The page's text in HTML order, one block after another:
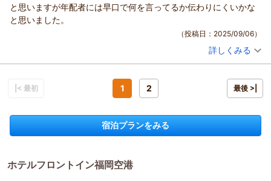
空港からのアクセスやお部屋の清潔さ、大浴場にもご満足いた
だけたとのこと、大変光栄に存じます。快適にお過ごしいただ
けたご様子が伝わり、スタッフ一同励みになります。
また福岡へお越しの際にも「また利用したい」と思っていただ
けたことが何より嬉しいお言葉です。次回も心地よくお過ごし
いただけるよう、より良いサービスを目指してまいります。
再びお迎えできる日を心よりお待ちしております。
と思いますが年配者には早口で何を言ってるか伝わりにくいかな
と思いました。
（投稿日：2025/09/06）
投稿者： 勝子さん(女性/60代)
せ！】シェフ厳選 和洋食ビュッフェ付きプラン
朝のみ
9,001～10,000円(大人一人あたり/税込)
ホテルフロントイン福岡空港からの返信
博多駅や福岡空港からのアクセス、周辺環境の利便性について
詳しくみる
|< 最初 1 2 最後 >|
宿泊プランをみる
ホテルフロントイン福岡空港